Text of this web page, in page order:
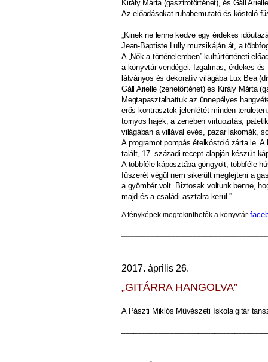
Király Márta (gasztrotörténet), és Gáll
Az előadásokat ruhabemutató és kóstoló
Kinek ne lenne kedve egy érdekes
Jean-Baptiste Lully muzsikáján át, a
A „Nők a történelemben” kultúrtörténeti
a könyvtár vendégei. Izgalmas, érdekes
látványos és dekoratív világába Lux Bea
Gáll Arielle (zenetörténet) és Király Márta
Megtapasztalhattuk az ünnepélyes
erős kontrasztok jelenlétét minden
tornyos hajék, a zenében virtuozitás,
világában a villával evés, pazar lakomák,
A programot pompás ételkóstoló zárta le.
talált, 17. századi recept alapján készült
A többféle káposztába göngyölt, többféle
fűszerét végül nem sikerült megfejteni a
a gyömbér volt. Biztosak voltunk benne,
majd és a családi asztalra kerül.”
A fényképek megtekinthetők a könyvtár
2017. április 26.
„GITÁRRA HANGOLVA”
A Pászti Miklós Művészeti Iskola gitár